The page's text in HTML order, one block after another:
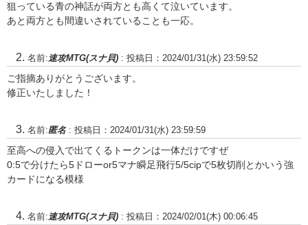
狙っている青の神話が両方とも高くて泣いています。
あと両方とも間違いされていることも一応。
名前:速攻MTG(スナ貝) : 投稿日：2024/01/31(水) 23:59:52
ご指摘ありがとうございます。
修正いたしました！
名前:匿名 : 投稿日：2024/01/31(水) 23:59:59
至高への侵入で出てくるトークンは一体だけですぜ
0:5で分けたら5ドローor5マナ瞬足飛行5/5cipで5枚切削とかいう強
カードになる模様
名前: 速攻MTG(スナ貝) : 投稿日：2024/02/01(木) 00:06:45